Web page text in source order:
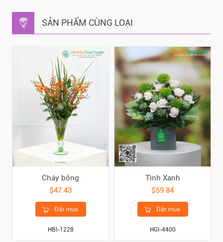
SẢN PHẨM CÙNG LOẠI
Cháy bỏng
$47.43
Đặt mua
HBI-1228
Tình Xanh
$59.84
Đặt mua
HGI-4400